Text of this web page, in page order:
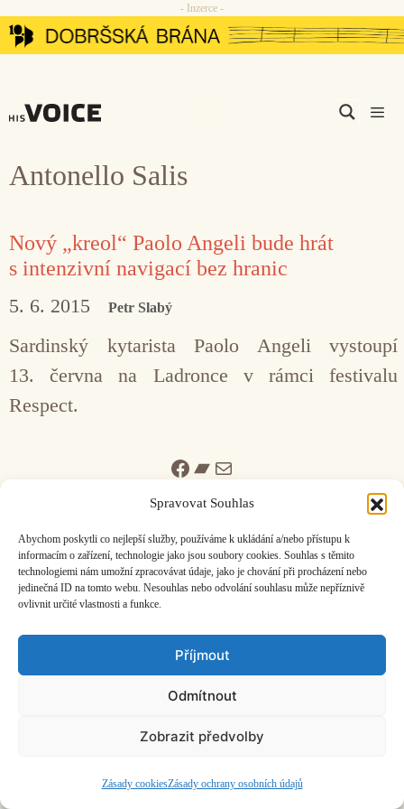
Spravovat Souhlas
Abychom poskytli co nejlepší služby, používáme k ukládání a/nebo přístupu k
informacím o zařízení, technologie jako jsou soubory cookies. Souhlas s těmito
technologiemi nám umožní zpracovávat údaje, jako je chování při procházení nebo
jedinečná ID na tomto webu. Nesouhlas nebo odvolání souhlasu může nepříznivě
ovlivnit určité vlastnosti a funkce.
Příjmout
Odmítnout
Zobrazit předvolby
Zásady cookiesZásady ochrany osobních údajů
Přeskočit
na
- Inzerce -
Antonello Salis
Nový „kreol“ Paolo Angeli bude hrát
s intenzivní navigací bez hranic
5. 6. 2015 Petr Slabý
Sardinský kytarista Paolo Angeli vystoupí
13. června na Ladronce v rámci festivalu
Respect.
Facebook
Bandcamp
Mail
ČASOPIS O JINÉ HUDBĚ | vydává Hudební informační středisko|
založeno 2001 | Kontaktujte nás: